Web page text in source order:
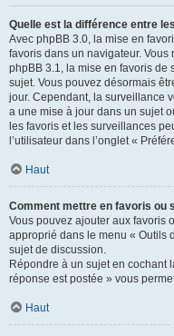
Quelle est la différence entre
Avec phpBB 3.0, la mise en
favoris dans un navigateur. Vous
phpBB 3.1, la mise en favoris de
sujet. Vous pouvez désormais
jour. Cependant, la surveillance
a une mise à jour dans un sujet
les favoris et les surveillances
l’utilisateur dans l’onglet «
Haut
Comment mettre en favoris ou
Vous pouvez ajouter aux favoris
approprié dans le menu « Outils
sujet de discussion.
Répondre à un sujet en cochant
réponse est postée » vous
Haut